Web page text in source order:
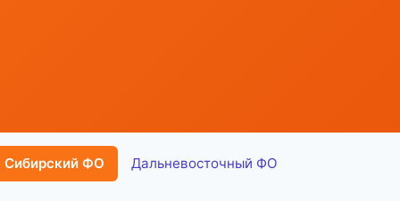
Сибирский ФО Дальневосточный ФО